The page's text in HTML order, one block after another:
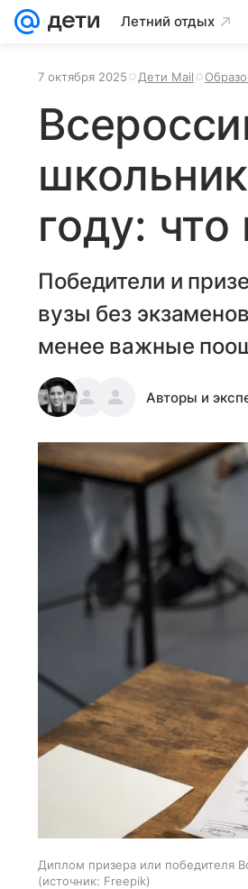
Летний отдых
7 октября 2025 Дети Mail
году:
Победители и
вузы без
менее важные
Авторы и
Диплом призера или победителя
источник: Freepik